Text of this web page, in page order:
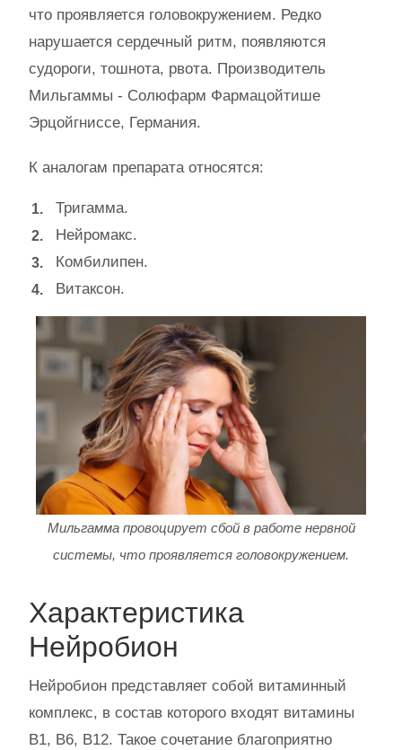
что проявляется головокружением. Редко
нарушается сердечный ритм, появляются
судороги, тошнота, рвота. Производитель
Мильгаммы - Солюфарм Фармацойтише
Эрцойгниссе, Германия.
К аналогам препарата относятся:
Тригамма.
Нейромакс.
Комбилипен.
Витаксон.
Мильгамма провоцирует сбой в работе нервной
системы, что проявляется головокружением.
Характеристика
Нейробион
Нейробион представляет собой витаминный
комплекс, в состав которого входят витамины
B1, B6, B12. Такое сочетание благоприятно